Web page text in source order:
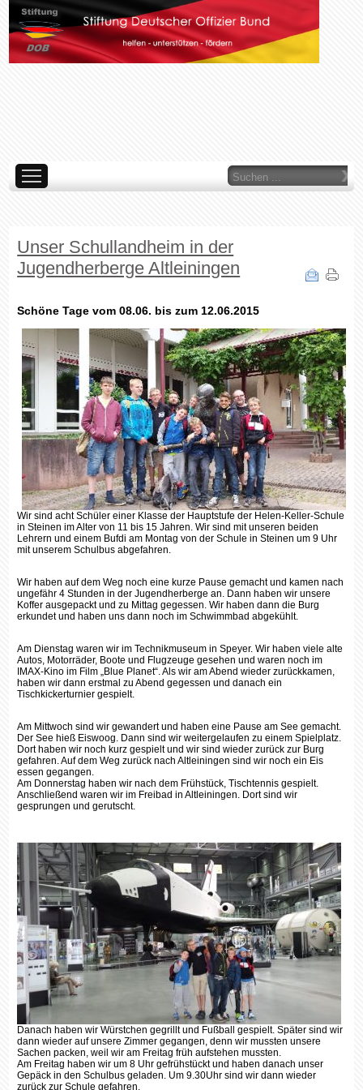
Suchen
...
Unser Schullandheim in der
Jugendherberge Altleiningen
Schöne Tage vom 08.06. bis zum 12.06.2015
Wir sind acht Schüler einer Klasse der Hauptstufe der Helen-Keller-Schule
in Steinen im Alter von 11 bis 15 Jahren. Wir sind mit unseren beiden
Lehrern und einem Bufdi am Montag von der Schule in Steinen um 9 Uhr
mit unserem Schulbus abgefahren.
Wir haben auf dem Weg noch eine kurze Pause gemacht und kamen nach
ungefähr 4 Stunden in der Jugendherberge an. Dann haben wir unsere
Koffer ausgepackt und zu Mittag gegessen. Wir haben dann die Burg
erkundet und haben uns dann noch im Schwimmbad abgekühlt.
Am Dienstag waren wir im Technikmuseum in Speyer. Wir haben viele alte
Autos, Motorräder, Boote und Flugzeuge gesehen und waren noch im
IMAX-Kino im Film „Blue Planet“. Als wir am Abend wieder zurückkamen,
haben wir dann erstmal zu Abend gegessen und danach ein
Tischkickerturnier gespielt.
Am Mittwoch sind wir gewandert und haben eine Pause am See gemacht.
Der See hieß Eiswoog. Dann sind wir weitergelaufen zu einem Spielplatz.
Dort haben wir noch kurz gespielt und wir sind wieder zurück zur Burg
gefahren. Auf dem Weg zurück nach Altleiningen sind wir noch ein Eis
essen gegangen.
Am Donnerstag haben wir nach dem Frühstück, Tischtennis gespielt.
Anschließend waren wir im Freibad in Altleiningen. Dort sind wir
gesprungen und gerutscht.
Danach haben wir Würstchen gegrillt und Fußball gespielt. Später sind wir
dann wieder auf unsere Zimmer gegangen, denn wir mussten unsere
Sachen packen, weil wir am Freitag früh aufstehen mussten.
Am Freitag haben wir um 8 Uhr gefrühstückt und haben danach unser
Gepäck in den Schulbus geladen. Um 9.30Uhr sind wir dann wieder
zurück zur Schule gefahren.